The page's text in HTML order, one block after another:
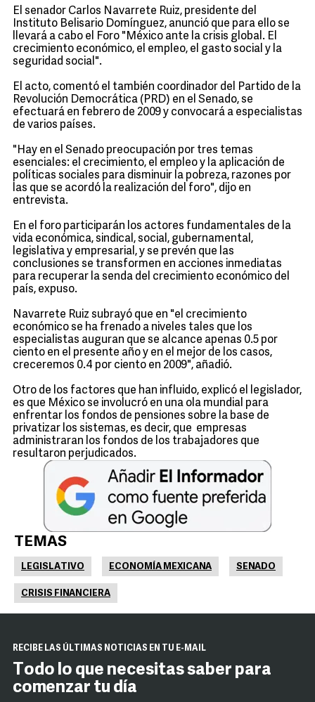
El senador Carlos Navarrete Ruiz, presidente del
Instituto Belisario Domínguez, anunció que para ello se
llevará a cabo el Foro "México ante la crisis global. El
crecimiento económico, el empleo, el gasto social y la
seguridad social".
El acto, comentó el también coordinador del Partido de la
Revolución Democrática (PRD) en el Senado, se
efectuará en febrero de 2009 y convocará a especialistas
de varios países.
"Hay en el Senado preocupación por tres temas
esenciales: el crecimiento, el empleo y la aplicación de
políticas sociales para disminuir la pobreza, razones por
las que se acordó la realización del foro", dijo en
entrevista.
En el foro participarán los actores fundamentales de la
vida económica, sindical, social, gubernamental,
legislativa y empresarial, y se prevén que las
conclusiones se transformen en acciones inmediatas
para recuperar la senda del crecimiento económico del
país, expuso.
Navarrete Ruiz subrayó que en "el crecimiento
económico se ha frenado a niveles tales que los
especialistas auguran que se alcance apenas 0.5 por
ciento en el presente año y en el mejor de los casos,
creceremos 0.4 por ciento en 2009", añadió.
Otro de los factores que han influido, explicó el legislador,
es que México se involucró en una ola mundial para
enfrentar los fondos de pensiones sobre la base de
privatizar los sistemas, es decir, que empresas
administraran los fondos de los trabajadores que
resultaron perjudicados.
TEMAS
LEGISLATIVO ECONOMÍA MEXICANA SENADO
CRISIS FINANCIERA
RECIBE LAS ÚLTIMAS NOTICIAS EN TU E-MAIL
Todo lo que necesitas saber para
comenzar tu día